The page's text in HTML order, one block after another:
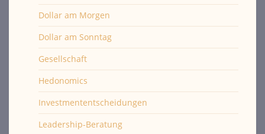
Dollar am Morgen
Dollar am Sonntag
Gesellschaft
Hedonomics
Investmententscheidungen
Leadership-Beratung